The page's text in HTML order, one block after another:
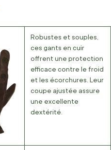
Robustes et souples,
ces gants en cuir
offrent une protection
efficace contre le froid
et les écorchures. Leur
coupe ajustée assure
une excellente
dextérité.